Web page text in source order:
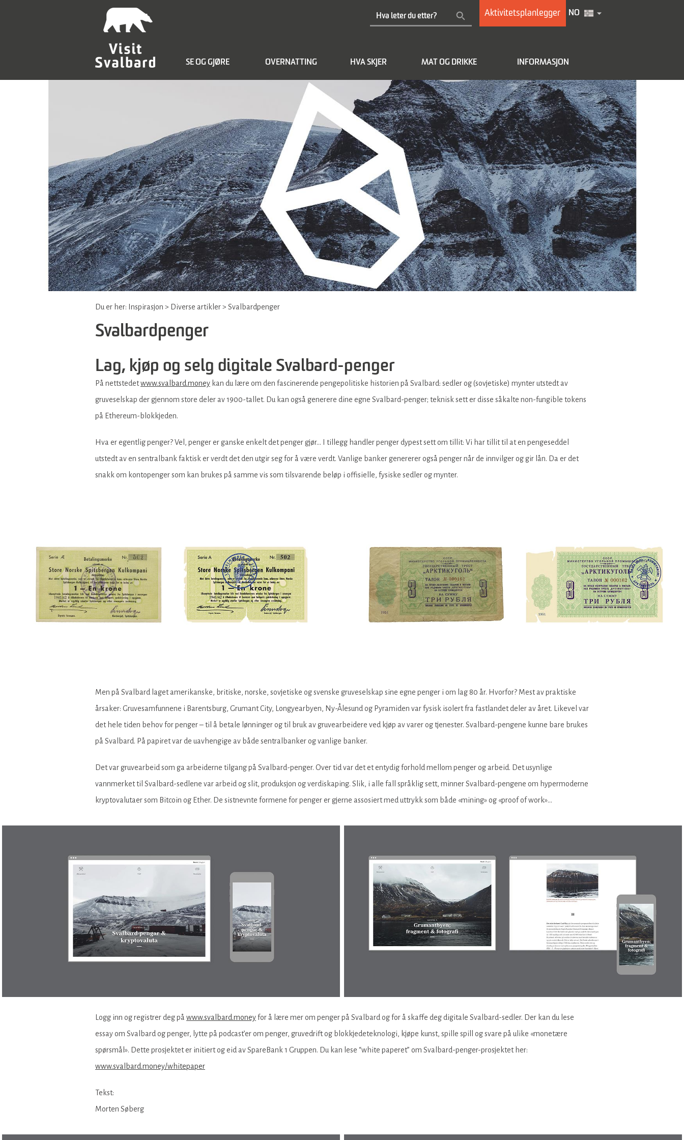
Aktivitetsplanlegger NO
SE OG GJØRE OVERNATTING HVA SKJER MAT OG DRIKKE INFORMASJON
Du er her: Inspirasjon > Diverse artikler> Svalbardpenger
Svalbardpenger
Lag, kjøp og selg digitale Svalbard-penger
På nettstedetwww.svalbard.money kan du lære om den fascinerende pengepolitiske historien på Svalbard: sedler og (sovjetiske) mynter utstedt av
gruveselskap der gjennom store deler av 1900-tallet. Du kan også generere dine egne Svalbard-penger; teknisk sett er disse såkalte non-fungible tokens
på Ethereum-blokkjeden.
Hva er egentlig penger? Vel, penger er ganske enkelt det penger gjør… I tillegg handler penger dypest sett om tillit: Vi har tillit til at en pengeseddel
utstedt av en sentralbank faktisk er verdt det den utgir seg for å være verdt. Vanlige banker genererer også penger når de innvilger og gir lån. Da er det
snakk om kontopenger som kan brukes på samme vis som tilsvarende beløp i offisielle, fysiske sedler og mynter.
Men på Svalbard laget amerikanske, britiske, norske, sovjetiske og svenske gruveselskap sine egne penger i om lag 80 år. Hvorfor? Mest av praktiske
årsaker: Gruvesamfunnene i Barentsburg, Grumant City, Longyearbyen, Ny-Ålesund og Pyramiden var fysisk isolert fra fastlandet deler av året. Likevel var
det hele tiden behov for penger – til å betale lønninger og til bruk av gruvearbeidere ved kjøp av varer og tjenester. Svalbard-pengene kunne bare brukes
på Svalbard. På papiret var de uavhengige av både sentralbanker og vanlige banker.
Det var gruvearbeid som ga arbeiderne tilgang på Svalbard-penger. Over tid var det et entydig forhold mellom penger og arbeid. Det usynlige
vannmerket til Svalbard-sedlene var arbeid og slit, produksjon og verdiskaping. Slik, i alle fall språklig sett, minner Svalbard-pengene om hypermoderne
kryptovalutaer som Bitcoin og Ether. De sistnevnte formene for penger er gjerne assosiert med uttrykk som både «mining» og «proof of work»…
Logg inn og registrer deg på www.svalbard.moneyfor å lære mer om penger på Svalbard og for å skaffe deg digitale Svalbard-sedler. Der kan du lese
essay om Svalbard og penger, lytte på podcast’er om penger, gruvedrift og blokkjedeteknologi, kjøpe kunst, spille spill og svare på ulike «monetære
spørsmål». Dette prosjektet er initiert og eid av SpareBank 1 Gruppen. Du kan lese “white paperet” om Svalbard-penger-prosjektet her:
www.svalbard.money/whitepaper
Tekst:
Morten Søberg